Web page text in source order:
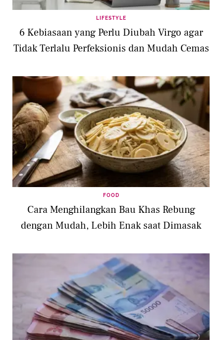
LIFESTYLE
6 Kebiasaan yang Perlu Diubah Virgo agar
Tidak Terlalu Perfeksionis dan Mudah Cemas
FOOD
Cara Menghilangkan Bau Khas Rebung
dengan Mudah, Lebih Enak saat Dimasak